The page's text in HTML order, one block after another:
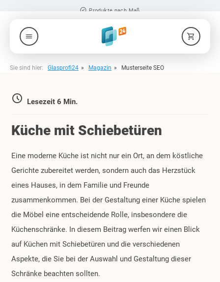
check_circle
menu shopping_cart
Sie sind hier: Glasprofi24 Magazin Musterseite SEO
access_time Lesezeit 6 Min.
Küche mit Schiebetüren
Eine moderne Küche ist nicht nur ein Ort, an dem köstliche
Gerichte zubereitet werden, sondern auch das Herzstück
eines Hauses, in dem Familie und Freunde
zusammenkommen. Bei der Gestaltung einer Küche spielen
die Möbel eine entscheidende Rolle, insbesondere die
Küchenschränke. In diesem Beitrag werfen wir einen Blick
auf Küchen mit Schiebetüren und die verschiedenen
Aspekte, die Sie bei der Auswahl und Gestaltung dieser
Schränke beachten sollten.